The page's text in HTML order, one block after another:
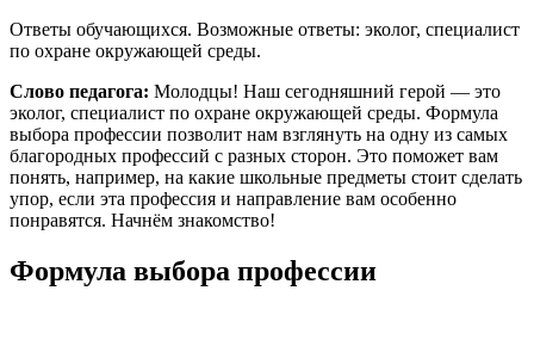
Ответы обучающихся. Возможные ответы: эколог, специалист
по охране окружающей среды.
Слово педагога: Молодцы! Наш сегодняшний герой — это
эколог, специалист по охране окружающей среды. Формула
выбора профессии позволит нам взглянуть на одну из самых
благородных профессий с разных сторон. Это поможет вам
понять, например, на какие школьные предметы стоит сделать
упор, если эта профессия и направление вам особенно
понравятся. Начнём знакомство!
Формула выбора профессии